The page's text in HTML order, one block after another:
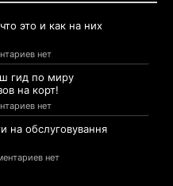
это и как на них
нет
гид по миру
на корт!
нет
на обслуговування
нет